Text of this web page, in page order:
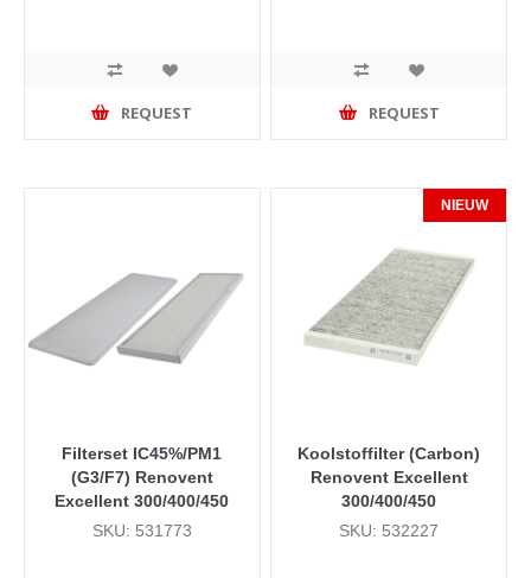
REQUEST REQUEST
Filterset IC45%/PM1
(G3/F7) Renovent
Excellent 300/400/450
SKU: 531773
NIEUW
Koolstoffilter (Carbon)
Renovent Excellent
300/400/450
SKU: 532227